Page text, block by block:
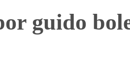
guido